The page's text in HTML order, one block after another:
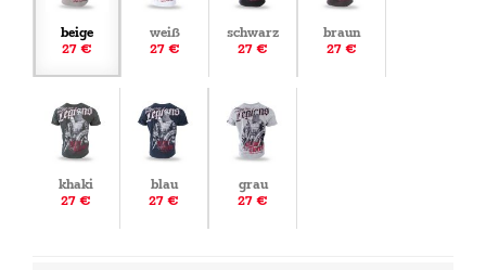
beige
27 €
weiß
27 €
schwarz
27 €
braun
27 €
khaki
27 €
blau
27 €
grau
27 €